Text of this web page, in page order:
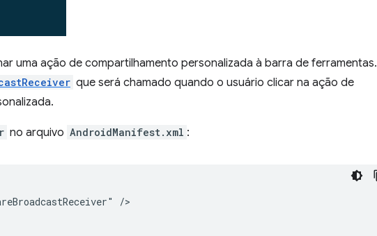
uma ação de compartilhamento personalizada à barra de ferramentas.
que será chamado quando o usuário clicar na ação de
no arquivo AndroidManifest.xml :
/>